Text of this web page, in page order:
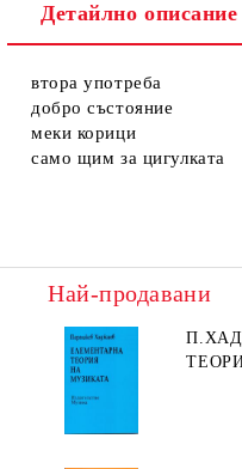
Детайлно описание
втора употреба
добро състояние
меки корици
само щим за цигулката
Най-продавани